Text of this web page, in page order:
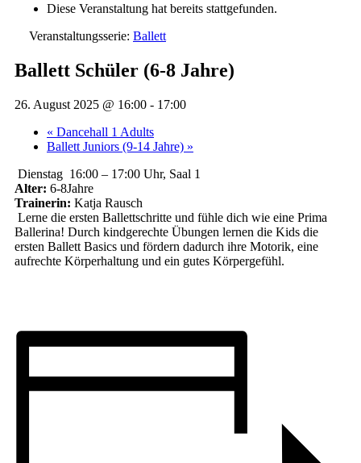
Diese Veranstaltung hat bereits stattgefunden.
Veranstaltungsserie: Ballett
Ballett Schüler (6-8 Jahre)
26. August 2025 @ 16:00 - 17:00
« Dancehall 1 Adults
Ballett Juniors (9-14 Jahre) »
Dienstag 16:00 – 17:00 Uhr, Saal 1
Alter: 6-8Jahre
Trainerin: Katja Rausch
Lerne die ersten Ballettschritte und fühle dich wie eine Prima
Ballerina! Durch kindgerechte Übungen lernen die Kids die
ersten Ballett Basics und fördern dadurch ihre Motorik, eine
aufrechte Körperhaltung und ein gutes Körpergefühl.